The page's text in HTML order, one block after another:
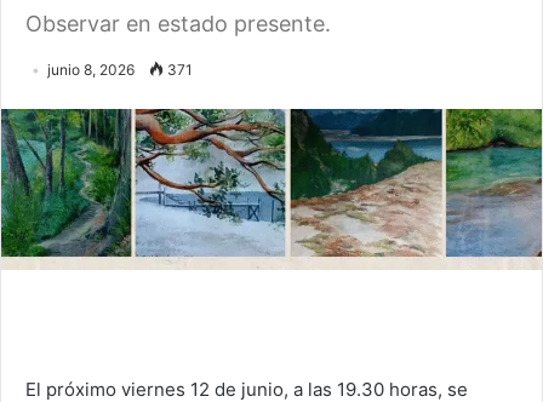
Observar en estado presente.
junio 8, 2026 371
El próximo viernes 12 de junio, a las 19.30 horas, se